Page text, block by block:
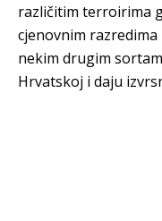
različitim terroirima
cjenovnim
nekim drugim
Hrvatskoj i daju